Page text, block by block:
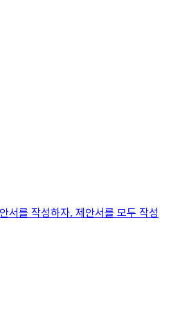
서를 작성하자. 제안서를 모두 작성